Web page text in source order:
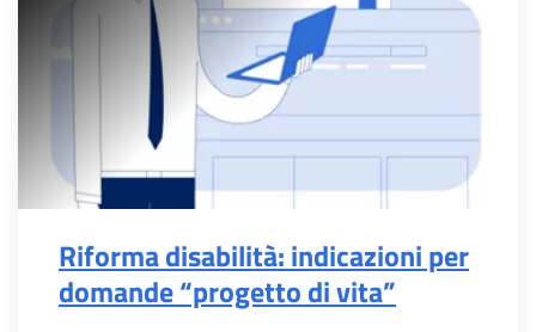
Riforma disabilità: indicazioni per
domande “progetto di vita”